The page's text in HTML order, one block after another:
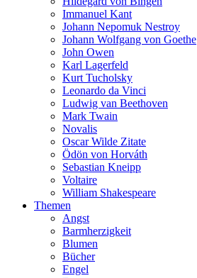
Immanuel Kant
Johann Nepomuk Nestroy
Johann Wolfgang von Goethe
John Owen
Karl Lagerfeld
Kurt Tucholsky
Leonardo da Vinci
Ludwig van Beethoven
Mark Twain
Novalis
Oscar Wilde Zitate
Ödön von Horváth
Sebastian Kneipp
Voltaire
William Shakespeare
Themen
Angst
Barmherzigkeit
Blumen
Bücher
Engel